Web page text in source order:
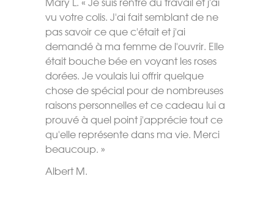
vu votre colis. J'ai fait semblant de ne
pas savoir ce que c'était et j'ai
demandé à ma femme de l'ouvrir. Elle
était bouche bée en voyant les roses
dorées. Je voulais lui offrir quelque
chose de spécial pour de nombreuses
raisons personnelles et ce cadeau lui a
prouvé à quel point j'apprécie tout ce
qu'elle représente dans ma vie. Merci
beaucoup. »
Albert M.